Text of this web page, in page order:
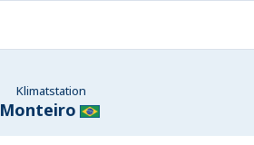
Klimatstation
Monteiro